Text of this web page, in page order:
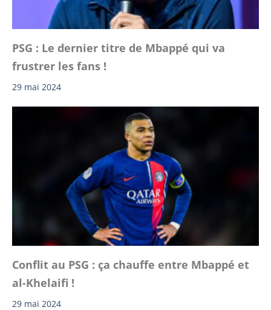
PSG : Le dernier titre de Mbappé qui va
frustrer les fans !
29 mai 2024
Conflit au PSG : ça chauffe entre Mbappé et
al-Khelaifi !
29 mai 2024